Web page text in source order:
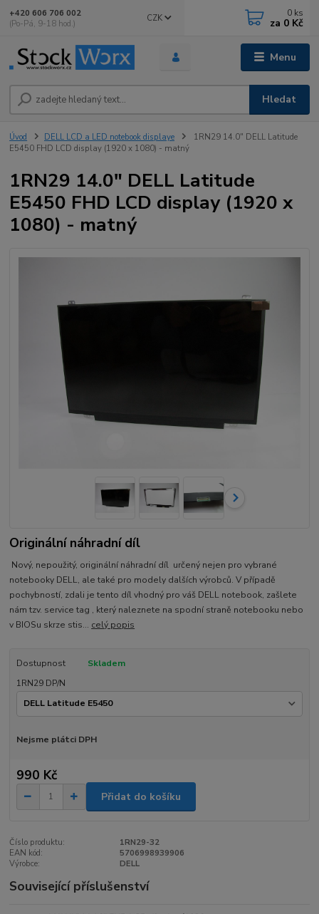
Menu
CZK
Hledat
+420 606 706 002
(Po-Pá, 9-18 hod.)
0 ks
za 0 Kč
Úvod DELL LCD a LED notebook displaye
1RN29 14.0" DELL Latitude
E5450 FHD LCD display (1920 x 1080) - matný
1RN29 14.0" DELL Latitude
E5450 FHD LCD display (1920 x
1080) - matný
Originální náhradní díl
Nový, nepoužitý, originální náhradní díl určený nejen pro vybrané
notebooky DELL, ale také pro modely dalších výrobců. V případě
pochybností, zdali je tento díl vhodný pro váš DELL notebook, zašlete
nám tzv. service tag , který naleznete na spodní straně notebooku nebo
v BIOSu skrze stis... celý popis
Dostupnost
Skladem
1RN29 DP/N
Nejsme plátci DPH
990 Kč
Přidat do košíku
Číslo produktu:
1RN29-32
EAN kód:
5706998939906
Výrobce:
DELL
Související příslušenství